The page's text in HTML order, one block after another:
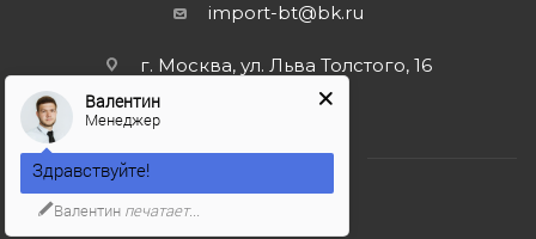
import-bt@bk.ru
г. Москва, ул. Льва Толстого, 16
Валентин
Менеджер
Здравствуйте!
Валентин печатает...